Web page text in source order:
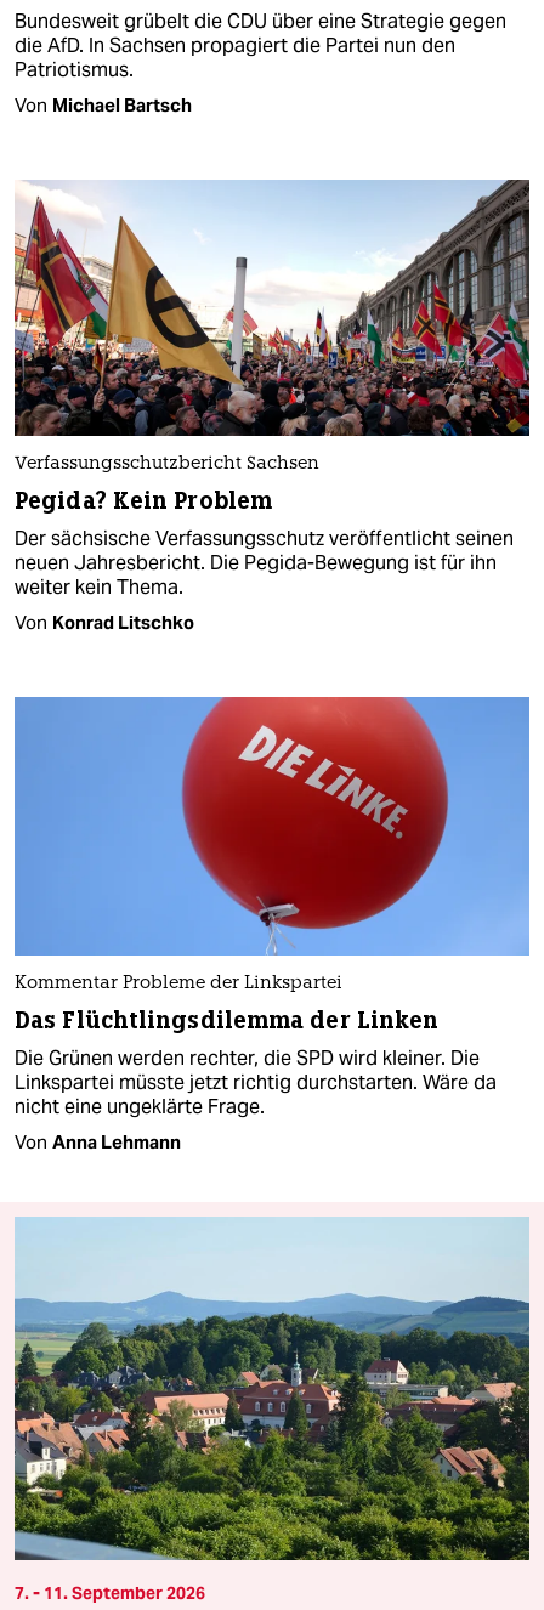
Bundesweit grübelt die CDU über eine Strategie gegen
die AfD. In Sachsen propagiert die Partei nun den
Patriotismus.
Von Michael Bartsch
Verfassungsschutzbericht Sachsen
Pegida? Kein Problem
Der sächsische Verfassungsschutz veröffentlicht seinen
neuen Jahresbericht. Die Pegida-Bewegung ist für ihn
weiter kein Thema.
Von Konrad Litschko
Kommentar Probleme der Linkspartei
Das Flüchtlingsdilemma der Linken
Die Grünen werden rechter, die SPD wird kleiner. Die
Linkspartei müsste jetzt richtig durchstarten. Wäre da
nicht eine ungeklärte Frage.
Von Anna Lehmann
7. - 11. September 2026